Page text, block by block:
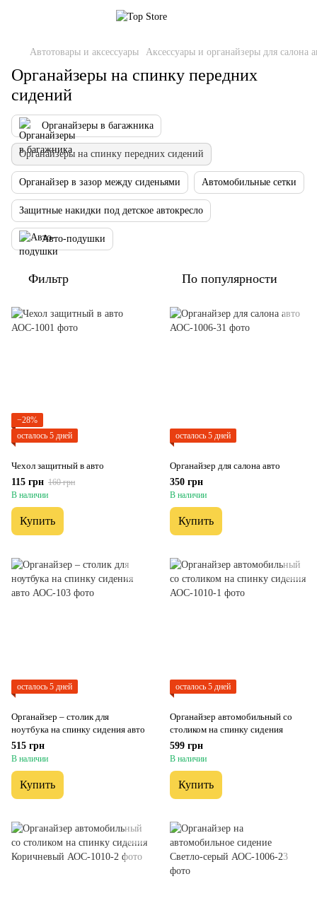
Автотовары и аксессуары Аксессуары и органайзеры для салона
Органайзеры на спинку передних
сидений
Органайзеры в багажника
Органайзеры на спинку передних сидений
Органайзер в зазор между сиденьями Автомобильные сетки
Защитные накидки под детское автокресло
Авто-подушки
Фильтр По популярности
−28%
осталось 5 дней
Чехол защитный в авто
115 грн 160 грн
В наличии
Купить
осталось 5 дней
Органайзер для салона авто
350 грн
В наличии
Купить
осталось 5 дней
Органайзер – столик для
ноутбука на спинку сидения авто
515 грн
В наличии
Купить
осталось 5 дней
Органайзер автомобильный со
столиком на спинку сидения
599 грн
В наличии
Купить